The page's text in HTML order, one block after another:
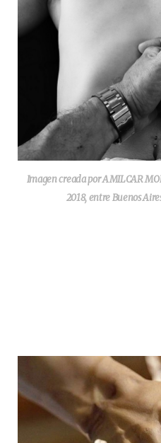
Imagen creada por AMILCAR
2018, entre Buenos